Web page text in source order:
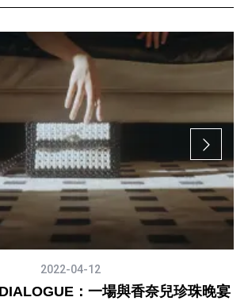
2022-04-12
：一場與香奈兒珍珠晚宴